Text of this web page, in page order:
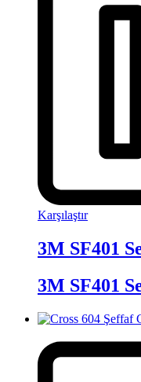
Karşılaştır
3M SF401
3M SF401